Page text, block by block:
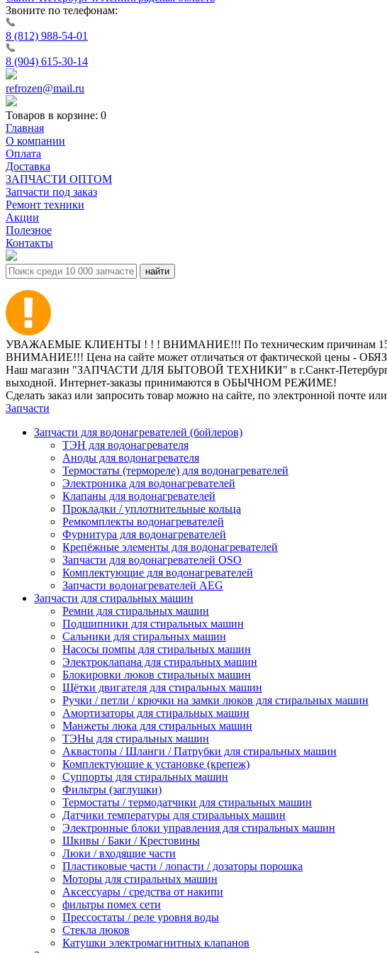
Звоните по телефонам:
8 (812) 988-54-01
8 (904) 615-30-14
refrozen@mail.ru
Товаров в корзине: 0
Главная
О компании
Оплата
Доставка
ЗАПЧАСТИ ОПТОМ
Запчасти под заказ
Ремонт техники
Акции
Полезное
Контакты
УВАЖАЕМЫЕ КЛИЕНТЫ ! ! ! ВНИМАНИЕ!!! По техническим причинам
ВНИМАНИЕ!!! Цена на сайте может отличаться от фактической цены -
Наш магазин "ЗАПЧАСТИ ДЛЯ БЫТОВОЙ ТЕХНИКИ" в г.Санкт-Петербург на
выходной. Интернет-заказы принимаются в ОБЫЧНОМ РЕЖИМЕ!
Сделать заказ или запросить товар можно на сайте, по электронной почте
Запчасти
Запчасти для водонагревателей (бойлеров)
ТЭН для водонагревателя
Аноды для водонагревателя
Термостаты (термореле) для водонагревателей
Электроника для водонагревателей
Клапаны для водонагревателей
Прокладки / уплотнительные кольца
Ремкомплекты водонагревателей
Фурнитура для водонагревателей
Крепёжные элементы для водонагревателей
Запчасти для водонагревателей OSO
Комплектующие для водонагревателей
Запчасти водонагревателей AEG
Запчасти для стиральных машин
Ремни для стиральных машин
Подшипники для стиральных машин
Сальники для стиральных машин
Насосы помпы для стиральных машин
Электроклапана для стиральных машин
Блокировки люков стиральных машин
Щётки двигателя для стиральных машин
Ручки / петли / крючки на замки люков для стиральных машин
Амортизаторы для стиральных машин
Манжеты люка для стиральных машин
ТЭНы для стиральных машин
Аквастопы / Шланги / Патрубки для стиральных машин
Комплектующие к установке (крепеж)
Суппорты для стиральных машин
Фильтры (заглушки)
Термостаты / термодатчики для стиральных машин
Датчики температуры для стиральных машин
Электронные блоки управления для стиральных машин
Шкивы / Баки / Крестовины
Люки / входящие части
Пластиковые части / лопасти / дозаторы порошка
Моторы для стиральных машин
Аксессуары / средства от накипи
фильтры помех сети
Прессостаты / реле уровня воды
Стекла люков
Катушки электромагнитных клапанов